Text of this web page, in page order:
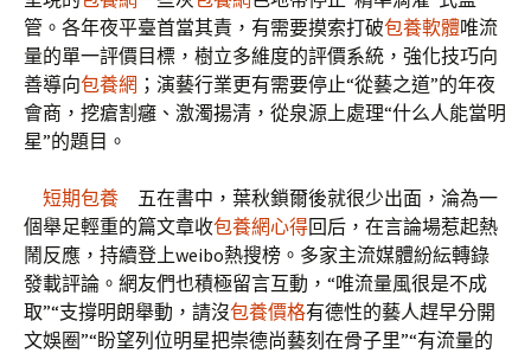
管。各年夜平臺首當其責，有需要摸索打破包養軟體唯流
量的單一評價目標，樹立多維度的評價系統，強化技巧向
善導向包養網 ；演藝行業更有需要停止“從藝之道”的年夜
會商，挖瘡割癰、激濁揚清，從泉源上處理“什么人能當明
星”的題目。
短期包養 五在書中，葉秋鎖爾後就很少出面，淪為一
個舉足輕重的篇文章收包養網心得回后，在言論場惹起熱
鬧反應，持續登上weibo熱搜榜。多家主流媒體紛紜轉錄
發載評論。網友們也積極留言互動，“唯流量風很是不成
取”“支撐明朗舉動，請沒包養價格有德性的藝人趕早分開
文娛圈”“盼望列位明星把崇德尚藝刻在骨子里”“有流量的